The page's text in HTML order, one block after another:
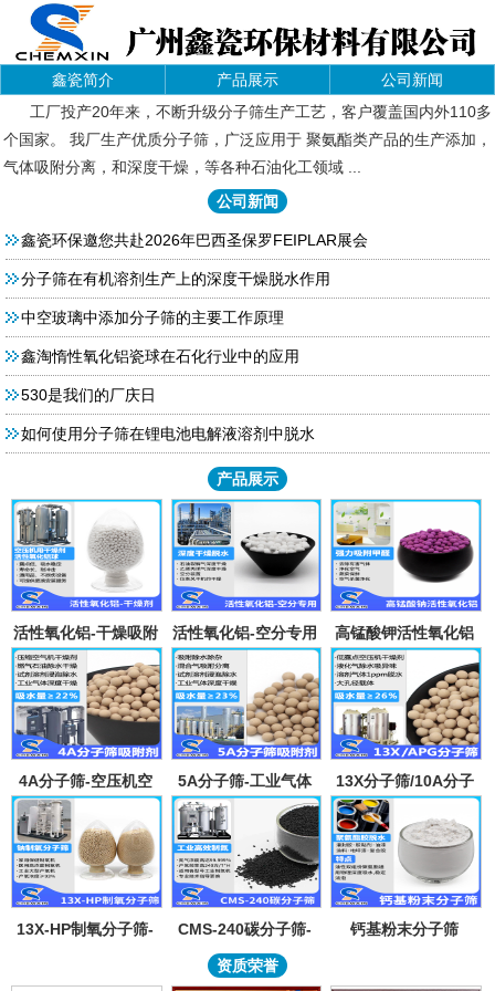
鑫瓷简介 产品展示
公司新闻
工厂投产20年来，不断升级分子筛生产工艺，客户覆盖国内外110多
个国家。 我厂生产优质分子筛，广泛应用于 聚氨酯类产品的生产添加，
气体吸附分离，和深度干燥，等各种石油化工领域 ...
公司新闻
鑫瓷环保邀您共赴2026年巴西圣保罗FEIPLAR展会
分子筛在有机溶剂生产上的深度干燥脱水作用
中空玻璃中添加分子筛的主要工作原理
鑫淘惰性氧化铝瓷球在石化行业中的应用
530是我们的厂庆日
如何使用分子筛在锂电池电解液溶剂中脱水
产品展示
活性氧化铝-干燥吸附
活性氧化铝-空分专用
吸附剂
高锰酸钾活性氧化铝
4A分子筛-空压机空
气气体吸水干燥颗粒-
溶剂试剂深度除水分
子筛吸附球
5A分子筛-工业气体
吸附纯化-溶剂深度除
水-混合气吸附分离
13X分子筛/10A分子
筛-lpglng燃气干燥除
异味除杂-空气低露点
干燥
13X-HP制氧分子筛-
筛95氧浓度-制氧钠分
CMS-240碳分子筛-
工业制氮机吸附剂炭
分子筛-99.999%浓度
钙基粉末分子筛
资质荣誉